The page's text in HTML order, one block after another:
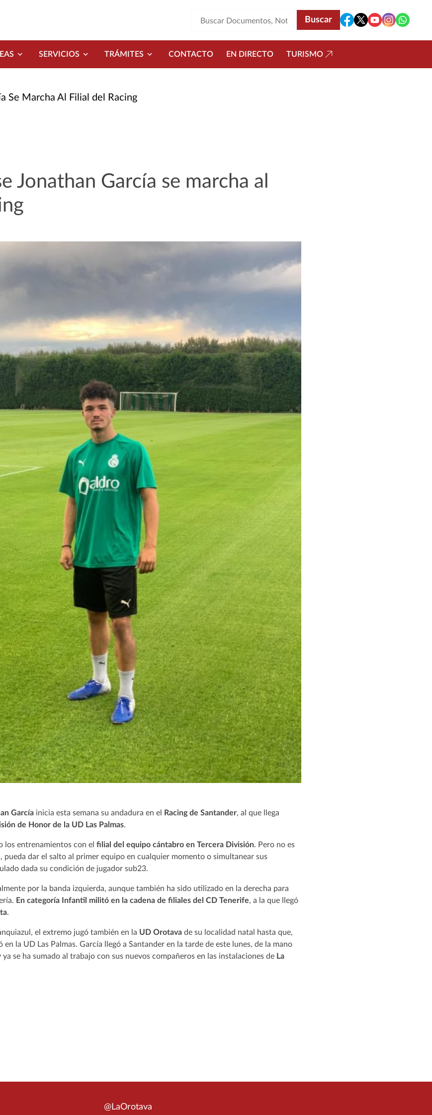
SERVICIOS TRÁMITES CONTACTO EN DIRECTO TURISMO
Se Marcha Al Filial del Racing
Jonathan García se marcha al
García inicia esta semana su andadura en el Racing de Santander, al que llega
de Honor de la UD Las Palmas.
los entrenamientos con elfilial del equipo cántabro en Tercera División. Pero no es
pueda dar el salto al primer equipo en cualquier momento o simultanear sus
dada su condición de jugador sub23.
por la banda izquierda, aunque también ha sido utilizado en la derecha para
En categoría Infantil militó en la cadena de filiales del CD Tenerife, a la que llegó
.
el extremo jugó también en la UD Orotava de su localidad natal hasta que,
en la UD Las Palmas. García llegó a Santander en la tarde de este lunes, de la mano
ya se ha sumado al trabajo con sus nuevos compañeros en las instalaciones de La
@LaOrotava